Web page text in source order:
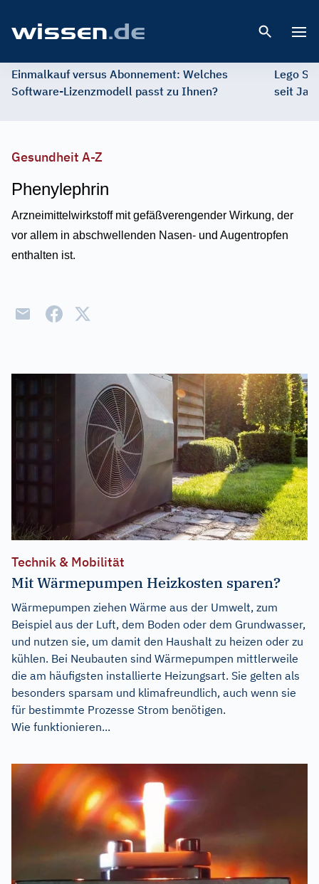
Einmalkauf versus Abonnement: Welches
Software-Lizenzmodell passt zu Ihnen?
Lego
seit
Gesundheit A-Z
Phenylephrin
Arzneimittelwirkstoff mit gefäßverengender Wirkung, der
vor allem in abschwellenden Nasen- und Augentropfen
enthalten ist.
Technik & Mobilität
Mit Wärmepumpen Heizkosten sparen?
Wärmepumpen ziehen Wärme aus der Umwelt, zum
Beispiel aus der Luft, dem Boden oder dem Grundwasser,
und nutzen sie, um damit den Haushalt zu heizen oder zu
kühlen. Bei Neubauten sind Wärmepumpen mittlerweile
die am häufigsten installierte Heizungsart. Sie gelten als
besonders sparsam und klimafreundlich, auch wenn sie
für bestimmte Prozesse Strom benötigen.
Wie funktionieren...